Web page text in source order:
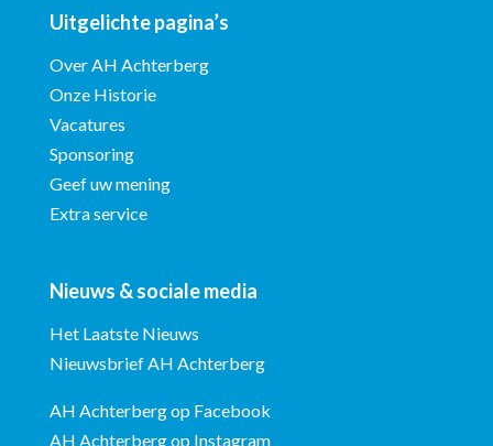
Uitgelichte pagina’s
Over AH Achterberg
Onze Historie
Vacatures
Sponsoring
Geef uw mening
Extra service
Nieuws & sociale media
Het Laatste Nieuws
Nieuwsbrief AH Achterberg
AH Achterberg op Facebook
AH Achterberg op Instagram